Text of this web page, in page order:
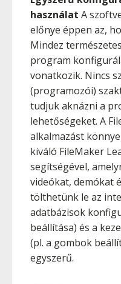
használat A
előnye éppen az,
Mindez
program
vonatkozik. Nincs
(programozói)
tudjuk aknázni a
lehetőségeket. A
alkalmazást
kiváló FileMaker
segítségével,
videókat, demókat
tölthetünk le az
adatbázisok
beállítása) és a
(pl. a gombok
egyszerű.